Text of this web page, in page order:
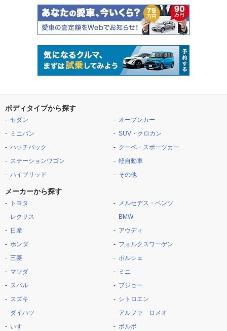
ボディタイプから探す
セダン
ミニバン
ハッチバック
ステーションワゴン
ハイブリッド
オープンカー
SUV・クロカン
クーペ・スポーツカー
軽自動車
その他
メーカーから探す
トヨタ
レクサス
日産
ホンダ
三菱
マツダ
スバル
スズキ
ダイハツ
いすゞ
メルセデス・ベンツ
BMW
アウディ
フォルクスワーゲン
ポルシェ
ミニ
プジョー
シトロエン
アルファ ロメオ
ボルボ